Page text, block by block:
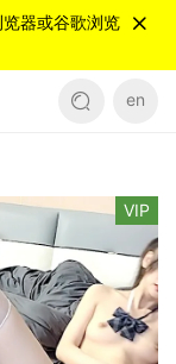
器或谷歌浏览
en
VIP